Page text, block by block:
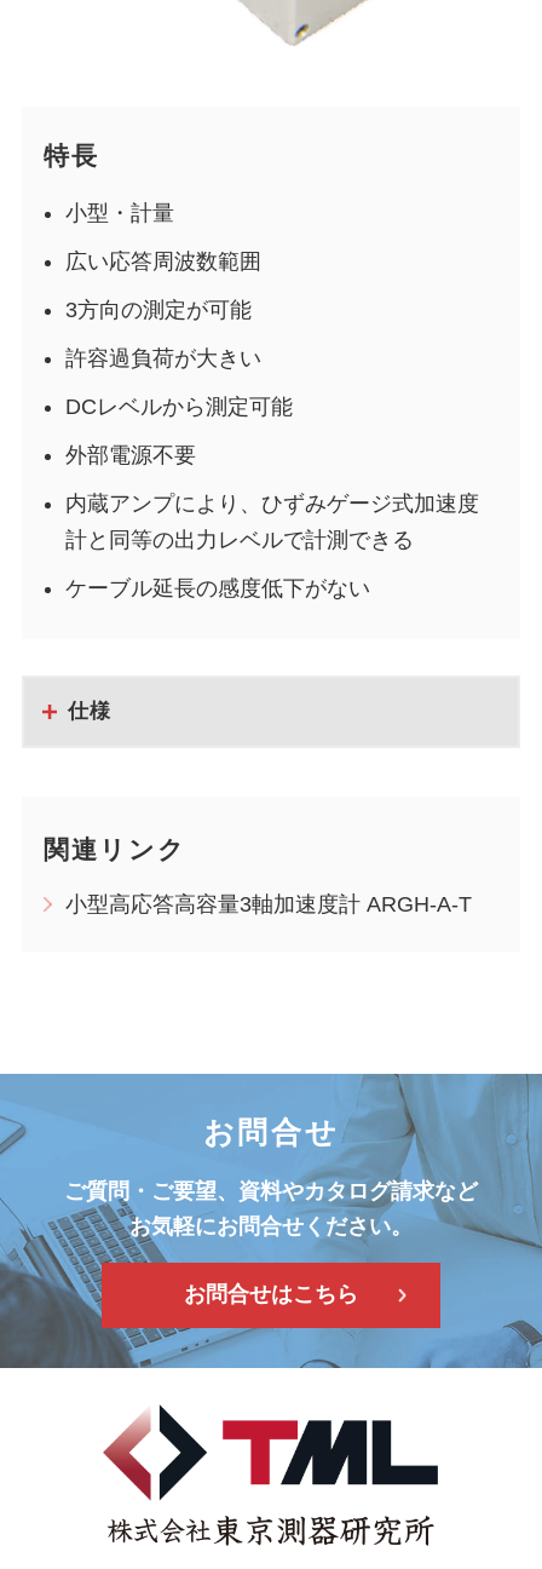
特長
小型・計量
広い応答周波数範囲
3方向の測定が可能
許容過負荷が大きい
DCレベルから測定可能
外部電源不要
内蔵アンプにより、ひずみゲージ式加速度
計と同等の出力レベルで計測できる
ケーブル延長の感度低下がない
仕様
関連リンク
小型高応答高容量3軸加速度計 ARGH-A-T
お問合せ
ご質問・ご要望、資料やカタログ請求など
お気軽にお問合せください。
お問合せはこちら